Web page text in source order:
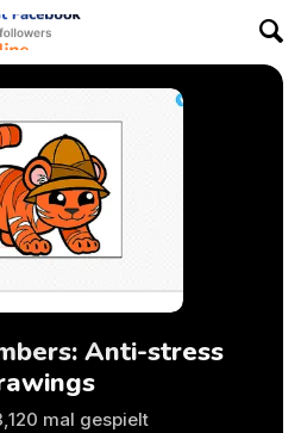
Anti-stress
mal gespielt